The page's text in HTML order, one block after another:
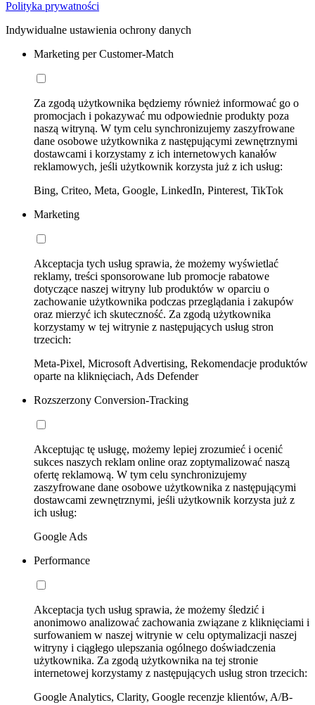
Polityka prywatności
Indywidualne ustawienia ochrony danych
Marketing per Customer-Match
Za zgodą użytkownika będziemy również informować go o
promocjach i pokazywać mu odpowiednie produkty poza
naszą witryną. W tym celu synchronizujemy zaszyfrowane
dane osobowe użytkownika z następującymi zewnętrznymi
dostawcami i korzystamy z ich internetowych kanałów
reklamowych, jeśli użytkownik korzysta już z ich usług:
Bing, Criteo, Meta, Google, LinkedIn, Pinterest, TikTok
Marketing
Akceptacja tych usług sprawia, że możemy wyświetlać
reklamy, treści sponsorowane lub promocje rabatowe
dotyczące naszej witryny lub produktów w oparciu o
zachowanie użytkownika podczas przeglądania i zakupów
oraz mierzyć ich skuteczność. Za zgodą użytkownika
korzystamy w tej witrynie z następujących usług stron
trzecich:
Meta-Pixel, Microsoft Advertising, Rekomendacje produktów
oparte na kliknięciach, Ads Defender
Rozszerzony Conversion-Tracking
Akceptując tę usługę, możemy lepiej zrozumieć i ocenić
sukces naszych reklam online oraz zoptymalizować naszą
ofertę reklamową. W tym celu synchronizujemy
zaszyfrowane dane osobowe użytkownika z następującymi
dostawcami zewnętrznymi, jeśli użytkownik korzysta już z
ich usług:
Google Ads
Performance
Akceptacja tych usług sprawia, że możemy śledzić i
anonimowo analizować zachowania związane z kliknięciami i
surfowaniem w naszej witrynie w celu optymalizacji naszej
witryny i ciągłego ulepszania ogólnego doświadczenia
użytkownika. Za zgodą użytkownika na tej stronie
internetowej korzystamy z następujących usług stron trzecich:
Google Analytics, Clarity, Google recenzje klientów, A/B-